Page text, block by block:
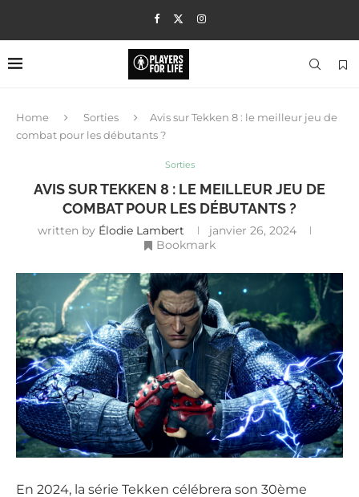
Home Sorties
Avis sur Tekken 8 : le meilleur jeu de
combat pour les débutants ?
Sorties
AVIS SUR TEKKEN 8 : LE MEILLEUR JEU DE
COMBAT POUR LES DÉBUTANTS ?
written by Élodie Lambert
janvier 26, 2024
Bookmark
En 2024, la série Tekken célébrera son 30ème